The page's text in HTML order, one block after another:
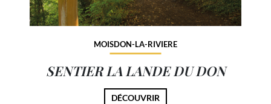
MOISDON-LA-RIVIERE
SENTIER LA LANDE DU DON
DÉCOUVRIR